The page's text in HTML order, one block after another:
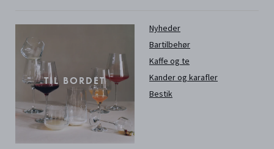
TIL BORDET
Nyheder
Bartilbehør
Kaffe og te
Kander og karafler
Bestik